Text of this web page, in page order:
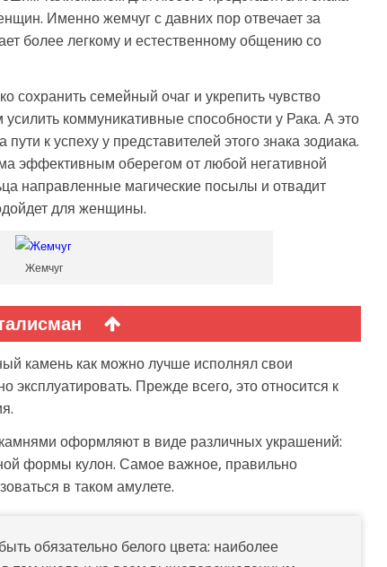
Именно жемчуг с давних пор отвечает за
более легкому и естественному общению со
сохранить семейный очаг и укрепить чувство
коммуникативные способности у Рака. А это
к успеху у представителей этого знака зодиака.
эффективным оберегом от любой негативной
направленные магические посылы и отвадит
для женщины.
Жемчуг
камень как можно лучше исполнял свои
эксплуатировать. Прежде всего, это относится к
оформляют в виде различных украшений:
формы кулон. Самое важное, правильно
в таком амулете.
обязательно белого цвета: наиболее